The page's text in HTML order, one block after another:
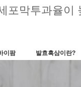
포막투과율이
이팜 발효흑삼이란?